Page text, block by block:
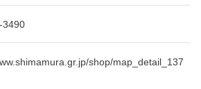
3490
shop/map_detail_137